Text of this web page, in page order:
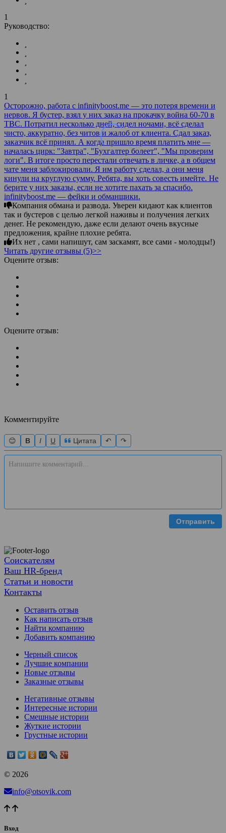
1
Руководство:
1
Осторожно, работа с infinityboost.me — это потеря времени и
нервов. Я бустер, взял у них заказ на прокачку война 60-70 в
TBC. Потратил несколько дней, сидел ночами, всё сделал
чисто, аккуратно, без читов и жалоб от клиента. Сдал заказ,
заказчик всё принял. А когда пришло время платить мне —
началась цирк: "Завтра", "Бухгалтер болеет", "Мы проверим
логи". В итоге просто перестали отвечать в личке, а в общем
чате меня заблокировали. Я им работу сделал, а они меня
кинули на круглую сумму. Ребята, вы хоть совесть имейте. Не
берите у них заказы, если не хотите пахать за спасибо.
infinityboost.me — фейки и обманщики.
Компания обмана и развода. Уверен кидают как клиентов
так и бустеров с целью легкой наживы и получения легких
денег. Не рекомендую, даже если делают очень вкусные
предложения, крайне плохие ребята.
Их нет , сами напишут, сам заскамят, все сами - молодцы!)
Читать другие отзывы (5)>>
Оцените отзыв:
Оцените отзыв:
Комментируйте
😊 B I U Цитата ↶ ↷
Отправить
Соискателям
Ваш HR-бренд
Статьи и новости
Контакты
Оставить отзыв
Как написать отзыв
Найти компанию
Добавить компанию
Черный список
Лучшие компании
Новые отзывы
Заказные отзывы
Негативные отзывы
Интересные истории
Смешные истории
Жуткие истории
Грустные истории
© 2026
info@otsovik.com
Вход